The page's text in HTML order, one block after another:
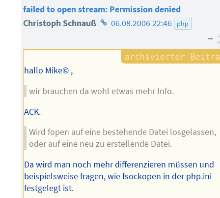
failed to open stream: Permission denied
Christoph Schnauß Homepage
Autors
06.08.2006 22:46 php
–
hallo Mike© ,
wir brauchen da wohl etwas mehr Info.
ACK.
Wird fopen auf eine bestehende Datei losgelassen,
oder auf eine neu zu erstellende Datei.
Da wird man noch mehr differenzieren müssen und
beispielsweise fragen, wie fsockopen in der php.ini
festgelegt ist.